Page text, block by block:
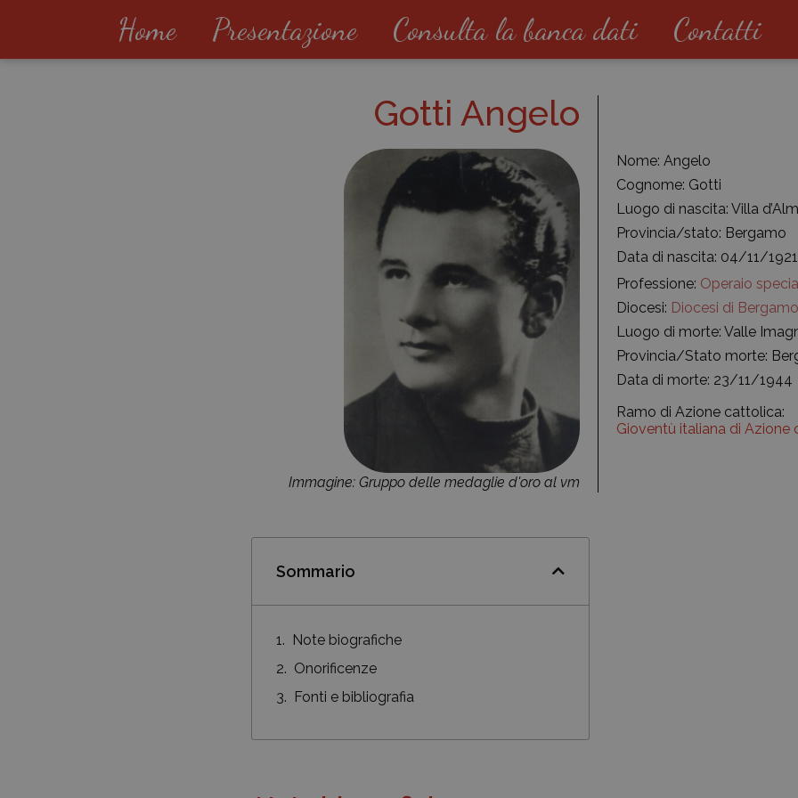
Home Presentazione Consulta la banca dati Contatti
Gotti Angelo
Immagine: Gruppo delle medaglie d'oro al vm
Nome: Angelo
Cognome: Gotti
Luogo di nascita: Villa
Provincia/stato: Bergamo
Data di nascita: 04/11/1921
Professione: Operaio
Diocesi: Diocesi di Bergamo
Luogo di morte: Valle
Provincia/Stato morte:
Data di morte: 23/11/1944
Ramo di Azione cattolica:
Gioventù italiana di Azione
Sommario
Note biografiche
Onorificenze
Fonti e bibliografia